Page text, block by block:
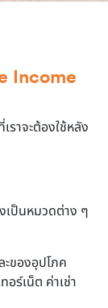
Income
ราจะต้องใช้หลัง
เป็นหมวดต่าง ๆ
ะของอุปโภค
อร์เน็ต ค่าเช่า